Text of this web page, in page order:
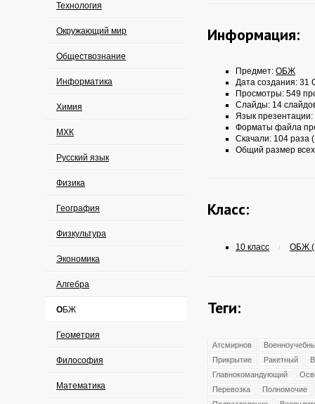
Технология
Окружающий мир
Обществознание
Информатика
Химия
МХК
Русский язык
Физика
География
Физкультура
Экономика
Алгебра
ОБЖ
Геометрия
Философия
Математика
Информация:
Предмет: ОБЖ
Дата создания: 31
Просмотры: 549
Слайды: 14
Язык презентации:
Форматы файла
Скачали: 104 раза
Общий размер
Класс:
10 класс / ОБЖ
Теги:
Атсмирнов
Прикрытие
Ракетный
Главнокомандующий
Перевозка
Полномочие